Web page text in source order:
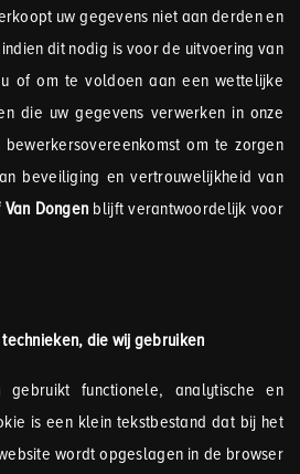
uw gegevens niet aan derden en
dit nodig is voor de uitvoering van
of om te voldoen aan een wettelijke
die uw gegevens verwerken in onze
om te zorgen
beveiliging en vertrouwelijkheid van
Dongen blijft verantwoordelijk voor
die wij gebruiken
gebruikt functionele, analytische en
is een klein tekstbestand dat bij het
wordt opgeslagen in de browser